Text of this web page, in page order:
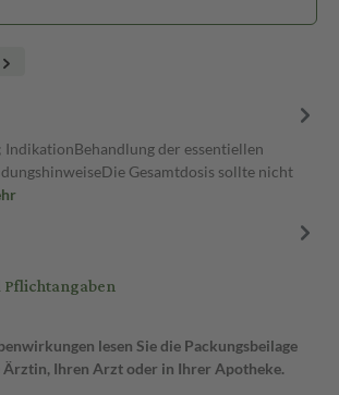
IndikationBehandlung der essentiellen
Gesamtdosis sollte nicht
lesen Sie die Packungsbeilage
Ärztin, Ihren Arzt oder in Ihrer Apotheke.